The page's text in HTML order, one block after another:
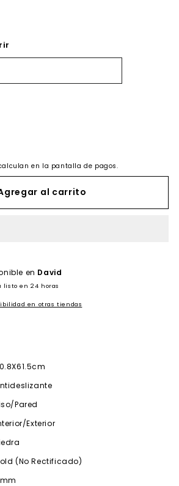
en la pantalla de pagos.
al carrito
en David
listo en 24 horas
en otras tiendas
Pared
Exterior
(No Rectificado)